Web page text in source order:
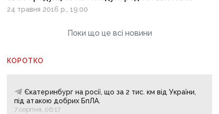
24 травня 2016 р., 19:00
Поки що це всі новини
КОРОТКО
Єкатеринбург на росії, що за 2 тис. км від України,
під атакою добрих БпЛА.
7 серпня, 06:17